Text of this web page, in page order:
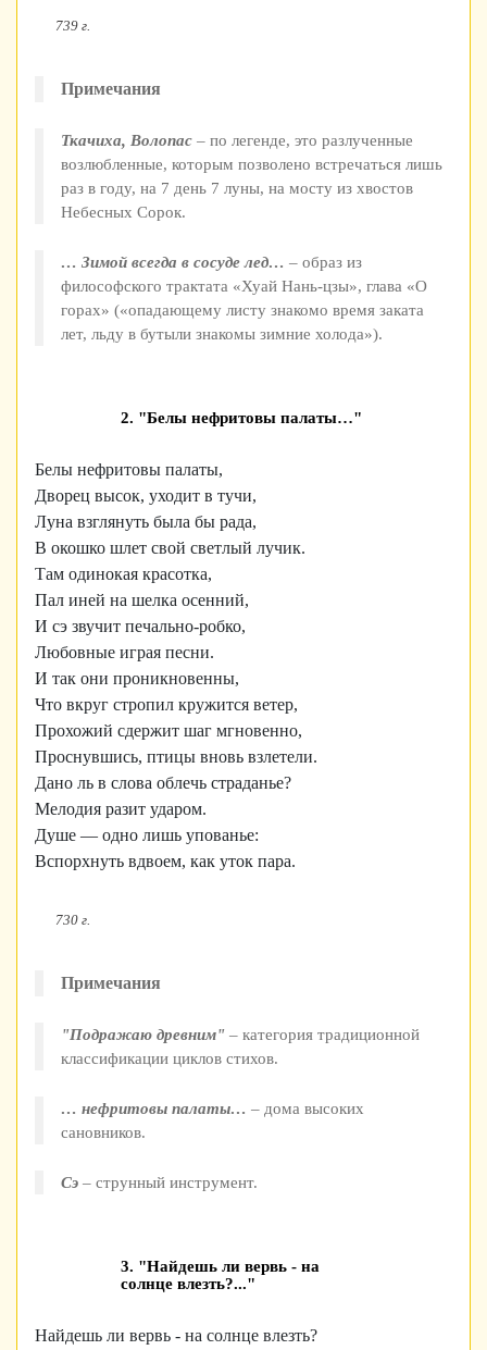
739 г.
Примечания
Ткачиха, Волопас – по легенде, это разлученные
возлюбленные, которым позволено встречаться лишь
раз в году, на 7 день 7 луны, на мосту из хвостов
Небесных Сорок.
… Зимой всегда в сосуде лед… – образ из
философского трактата «Хуай Нань-цзы», глава «О
горах» («опадающему листу знакомо время заката
лет, льду в бутыли знакомы зимние холода»).
2. "Белы нефритовы палаты…"
Белы нефритовы палаты,
Дворец высок, уходит в тучи,
Луна взглянуть была бы рада,
В окошко шлет свой светлый лучик.
Там одинокая красотка,
Пал иней на шелка осенний,
И сэ звучит печально-робко,
Любовные играя песни.
И так они проникновенны,
Что вкруг стропил кружится ветер,
Прохожий сдержит шаг мгновенно,
Проснувшись, птицы вновь взлетели.
Дано ль в слова облечь страданье?
Мелодия разит ударом.
Душе — одно лишь упованье:
Вспорхнуть вдвоем, как уток пара.
730 г.
Примечания
"Подражаю древним" – категория традиционной
классификации циклов стихов.
… нефритовы палаты… – дома высоких
сановников.
Сэ – струнный инструмент.
3. "Найдешь ли вервь - на
солнце влезть?..."
Найдешь ли вервь - на солнце влезть?